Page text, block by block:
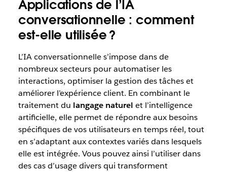
Applications de l’IA
conversationnelle : comment
est-elle utilisée ?
L’IA conversationnelle s’impose dans de
nombreux secteurs pour automatiser les
interactions, optimiser la gestion des tâches et
améliorer l’expérience client. En combinant le
traitement du langage naturel et l’intelligence
artificielle, elle permet de répondre aux besoins
spécifiques de vos utilisateurs en temps réel, tout
en s’adaptant aux contextes variés dans lesquels
elle est intégrée. Vous pouvez ainsi l’utiliser dans
des cas d’usage divers qui transforment